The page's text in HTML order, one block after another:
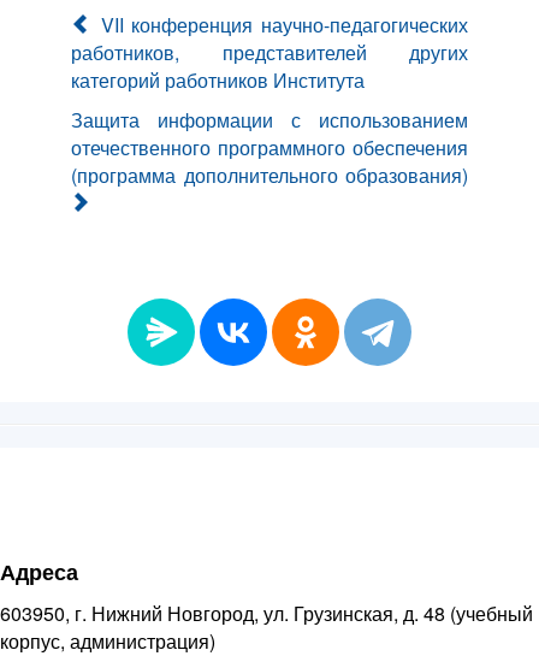
VII конференция научно-педагогических
работников, представителей других
категорий работников Института
Защита информации с использованием
отечественного программного обеспечения
(программа дополнительного образования)
Адреса
603950, г. Нижний Новгород, ул. Грузинская, д. 48 (учебный
корпус, администрация)